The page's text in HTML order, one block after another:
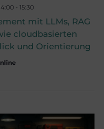
n
n
v
i
mit LLMs, RAG
cloudbasierten
und Orientierung
- 15:30